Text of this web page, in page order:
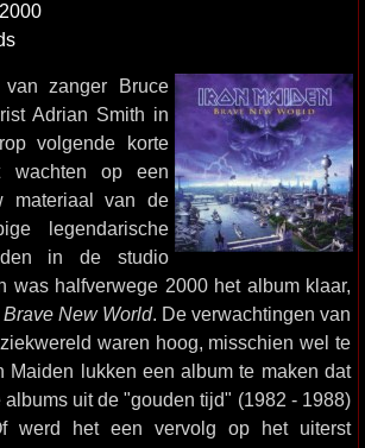
2000
zanger Bruce
Adrian Smith in
volgende korte
wachten op een
materiaal van de
legendarische
in de studio
was halfverwege 2000 het album klaar,
Brave New World. De verwachtingen van
waren hoog, misschien wel te
Maiden lukken een album te maken dat
uit de "gouden tijd" (1982 - 1988)
werd het een vervolg op het uiterst